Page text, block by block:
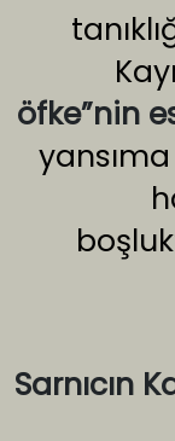
öfke”nin
Sarnıcın